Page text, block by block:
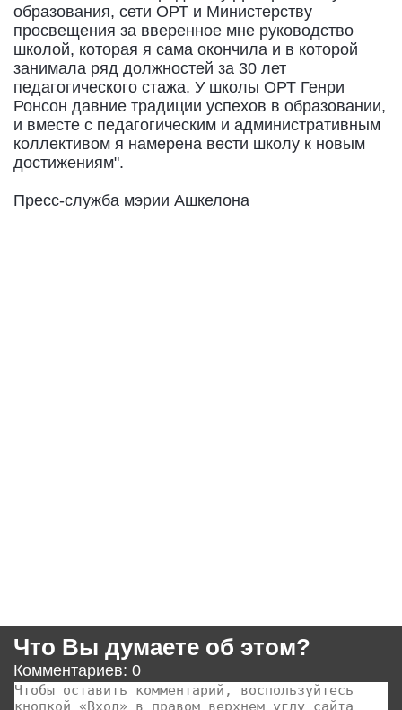
образования, сети ОРТ и Министерству
просвещения за вверенное мне руководство
школой, которая я сама окончила и в которой
занимала ряд должностей за 30 лет
педагогического стажа. У школы ОРТ Генри
Ронсон давние традиции успехов в образовании,
и вместе с педагогическим и административным
коллективом я намерена вести школу к новым
достижениям".
Пресс-служба мэрии Ашкелона
Что Вы думаете об этом?
Комментариев: 0